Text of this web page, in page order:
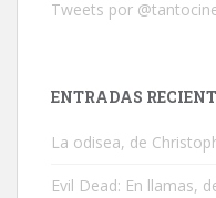
Tweets por
ENTRADAS
La odisea, de
Evil Dead: En llamas,